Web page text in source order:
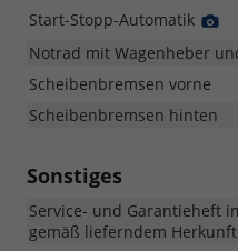
Start-Stopp-Automatik
Notrad mit Wagenheber
Scheibenbremsen vorne
Scheibenbremsen hinten
Sonstiges
Service- und Garantieheft
gemäß lieferndem